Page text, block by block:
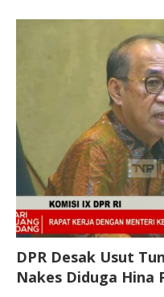
DPR Desak Usut
Nakes Diduga Hina